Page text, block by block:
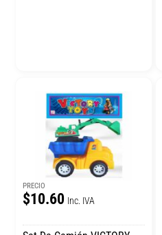
PRECIO
$10.60 Inc. IVA